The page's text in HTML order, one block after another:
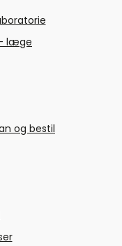
læge
og bestil